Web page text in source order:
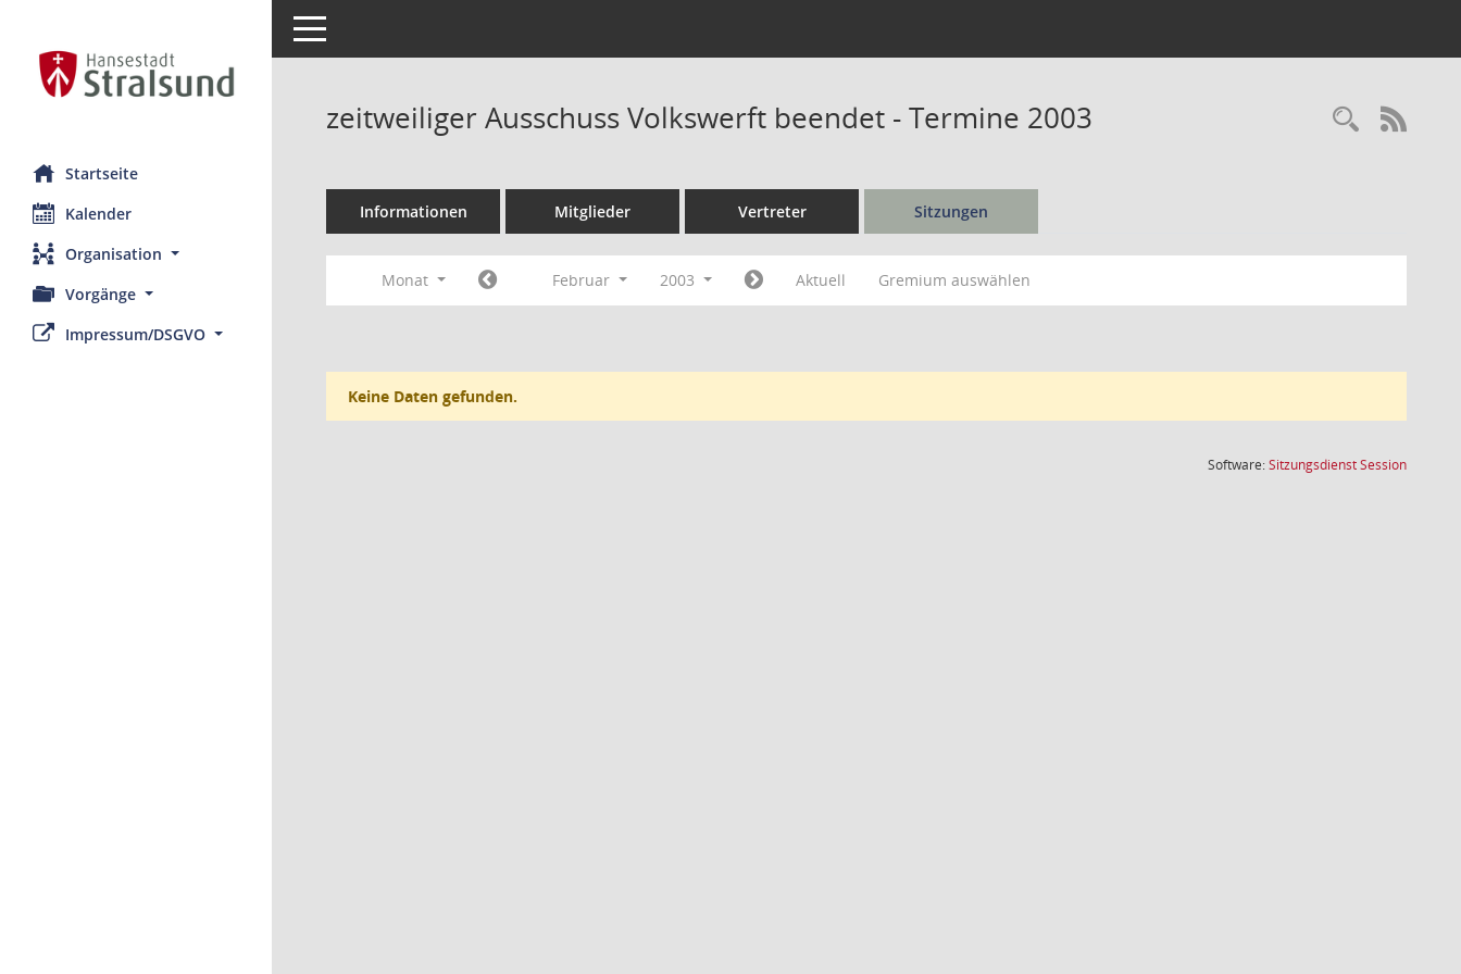
Startseite
Kalender
Organisation
Vorgänge
Impressum/DSGVO
Toggle navigation
zeitweiliger Ausschuss Volkswerft beendet - Termine 2003
Informationen Mitglieder Vertreter Sitzungen
Monat Februar 2003 Aktuell Gremium auswählen
Keine Daten gefunden.
Software:SitzungsdienstSession(Wird in